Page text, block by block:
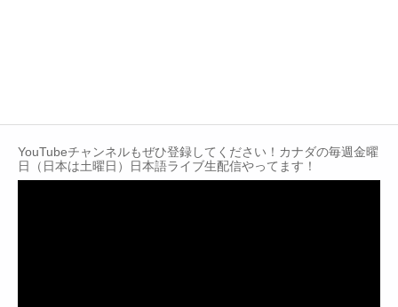
YouTubeチャンネルもぜひ登録してください！カナダの毎週金曜
日（日本は土曜日）日本語ライブ生配信やってます！